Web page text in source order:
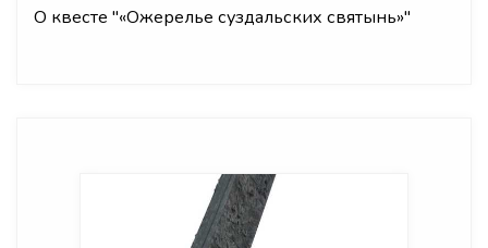
О квесте "«Ожерелье суздальских святынь»"